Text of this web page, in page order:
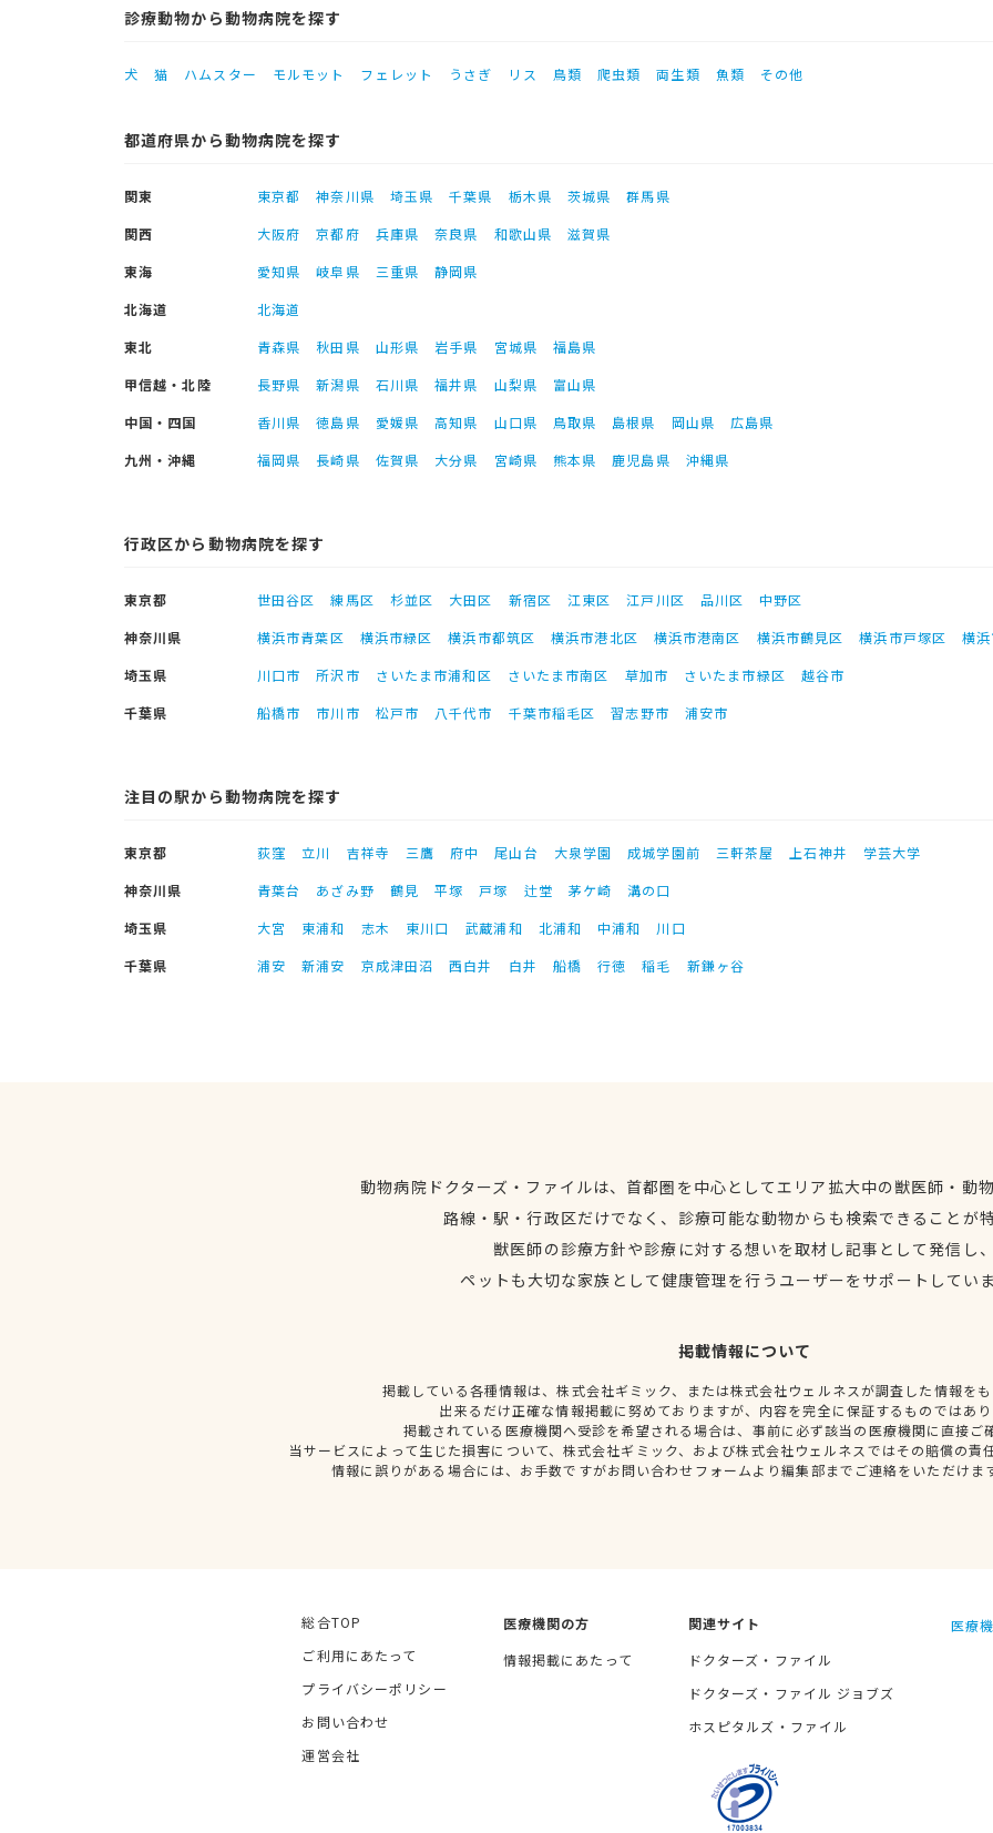
診療動物から動物病院を探す
犬 猫 ハムスター モルモット フェレット うさぎ リス 鳥類 爬虫類 両生類 魚類 その他
都道府県から動物病院を探す
関東 東京都 神奈川県 埼玉県 千葉県 栃木県 茨城県
群馬県
関西
大阪府 京都府 兵庫県 奈良県 和歌山県
滋賀県
東海
愛知県 岐阜県 三重県
静岡県
北海道
北海道
東北
青森県 秋田県 山形県 岩手県 宮城県
福島県
甲信越・北陸
長野県 新潟県 石川県 福井県 山梨県
富山県
中国・四国
香川県 徳島県 愛媛県 高知県 山口県 鳥取県 島根県 岡山県
広島県
九州・沖縄
福岡県 長崎県 佐賀県 大分県 宮崎県 熊本県 鹿児島県 沖縄県
行政区から動物病院を探す
東京都 世田谷区 練馬区 杉並区 大田区 新宿区 江東区 江戸川区 品川区
中野区
神奈川県
横浜市青葉区 横浜市緑区 横浜市都筑区 横浜市港北区 横浜市港南区 横浜市鶴見区 横浜市戸塚区
横
埼玉県
川口市 所沢市 さいたま市浦和区 さいたま市南区 草加市 さいたま市緑区
越谷市
千葉県
船橋市 市川市 松戸市 八千代市 千葉市稲毛区 習志野市 浦安市
注目の駅から動物病院を探す
東京都 荻窪 立川 吉祥寺 三鷹 府中 尾山台 大泉学園 成城学園前 三軒茶屋 上石神井
学芸大学
神奈川県
青葉台 あざみ野 鶴見 平塚 戸塚 辻堂 茅ケ崎
溝の口
埼玉県
大宮 東浦和 志木 東川口 武蔵浦和 北浦和 中浦和
川口
千葉県
浦安 新浦安 京成津田沼 西白井 白井 船橋 行徳 稲毛 新鎌ヶ谷
動物病院ドクターズ・ファイルは、首都圏を中心としてエリア拡大中の獣医師・動
路線・駅・行政区だけでなく、診療可能な動物からも検索できることが
獣医師の診療方針や診療に対する想いを取材し記事として発信し
ペットも大切な家族として健康管理を行うユーザーをサポートしてい
掲載情報について
掲載している各種情報は、株式会社ギミック、または株式会社ウェルネスが調査した情報を
出来るだけ正確な情報掲載に努めておりますが、内容を完全に保証するものではあ
掲載されている医療機関へ受診を希望される場合は、事前に必ず該当の医療機関に直接ご
当サービスによって生じた損害について、株式会社ギミック、および株式会社ウェルネスではその賠償の責
情報に誤りがある場合には、お手数ですがお問い合わせフォームより編集部までご連絡をいただけま
総合TOP
ご利用にあたって
プライバシーポリシー
お問い合わせ
運営会社
医療機関の方
情報掲載にあたって
関連サイト
ドクターズ・ファイル
ドクターズ・ファイル ジョブズ
ホスピタルズ・ファイル
医療